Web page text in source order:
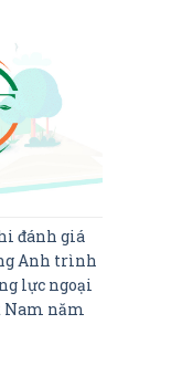
đánh giá
Anh trình
lực ngoại
Nam năm